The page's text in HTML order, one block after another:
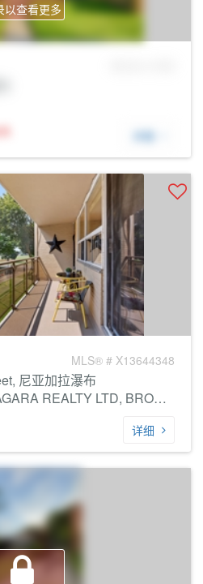
以查看更多
详细
MLS® # X13644348
尼亚加拉瀑布
经纪公司: RE/MAX NIAGARA REALTY LTD, BROKERAGE
详细